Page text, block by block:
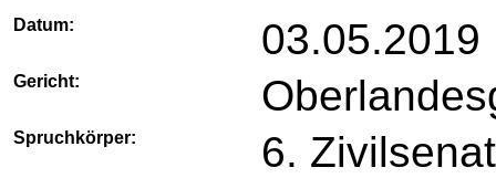
Datum: 03.05.2019
Gericht:
Spruchkörper: 6. Zivilsenat